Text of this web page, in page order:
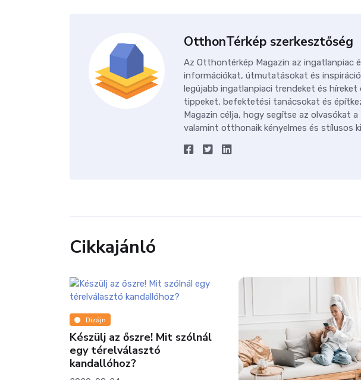
OtthonTérkép szerkesztőség
Az Otthontérkép Magazin az ingatlanpiac
információkat, útmutatásokat és
legújabb ingatlanpiaci trendeket és híreket
tippeket, befektetési tanácsokat és
Magazin célja, hogy segítse az olvasókat
valamint otthonaik kényelmes és stílusos
Cikkajánló
Dizájn
Készülj az őszre! Mit szólnál
egy térelválasztó
kandallóhoz?